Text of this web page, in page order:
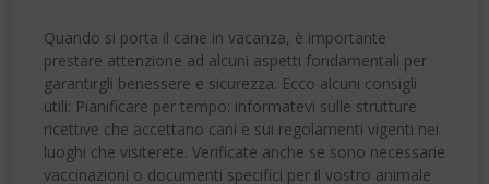
Quando si porta il cane in vacanza, è importante
prestare attenzione ad alcuni aspetti fondamentali per
garantirgli benessere e sicurezza. Ecco alcuni consigli
utili: Pianificare per tempo: informatevi sulle strutture
ricettive che accettano cani e sui regolamenti vigenti nei
luoghi che visiterete. Verificate anche se sono necessarie
vaccinazioni o documenti specifici per il vostro animale